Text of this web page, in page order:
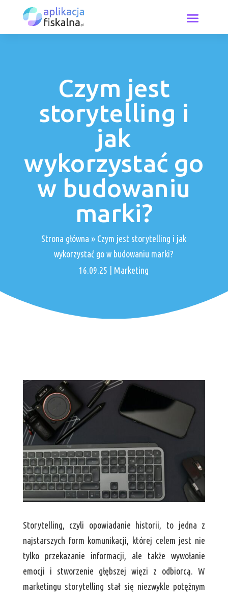
Czym jest
storytelling i
jak
wykorzystać go
w budowaniu
marki?
Strona główna » Czym jest storytelling i jak
wykorzystać go w budowaniu marki?
16.09.25
Marketing
Storytelling, czyli opowiadanie historii, to jedna z
najstarszych form komunikacji, której celem jest nie
tylko przekazanie informacji, ale także wywołanie
emocji i stworzenie głębszej więzi z odbiorcą. W
marketingu storytelling stał się niezwykle potężnym